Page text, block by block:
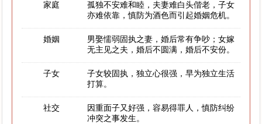
家庭
孤独不安难和睦，夫妻难白头偕老，子女
亦难依靠，慎防为酒色而引起婚姻危机。
婚姻
男娶懦弱固执之妻，婚后常有争吵；女嫁
无主见之夫，婚后不圆满，婚后不安份。
子女
子女较固执，独立心很强，早为独立生活
打算。
社交
因重面子又好强，容易得罪人，慎防纠纷
冲突之事发生。